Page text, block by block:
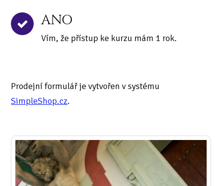
ANO
Vím, že přístup ke kurzu mám 1 rok.
Prodejní formulář je vytvořen v systému
SimpleShop.cz.